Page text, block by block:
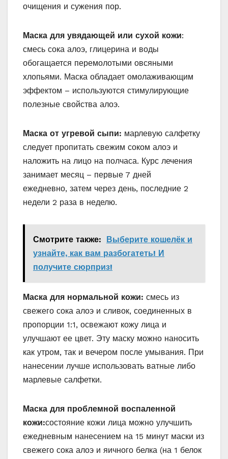
очищения и сужения пор.
Маска для увядающей или сухой кожи:
смесь сока алоэ, глицерина и воды
обогащается перемолотыми овсяными
хлопьями. Маска обладает омолаживающим
эффектом – используются стимулирующие
полезные свойства алоэ.
Маска от угревой сыпи: марлевую салфетку
следует пропитать свежим соком алоэ и
наложить на лицо на полчаса. Курс лечения
занимает месяц – первые 7 дней
ежедневно, затем через день, последние 2
недели 2 раза в неделю.
Смотрите также:
Выберите кошелёк и
узнайте, как вам разбогатеть! И
получите сюрприз!
Маска для нормальной кожи: смесь из
свежего сока алоэ и сливок, соединенных в
пропорции 1:1, освежают кожу лица и
улучшают ее цвет. Эту маску можно наносить
как утром, так и вечером после умывания. При
нанесении лучше использовать ватные либо
марлевые салфетки.
Маска для проблемной воспаленной
кожи:состояние кожи лица можно улучшить
ежедневным нанесением на 15 минут маски из
свежего сока алоэ и яичного белка (на 1 белок